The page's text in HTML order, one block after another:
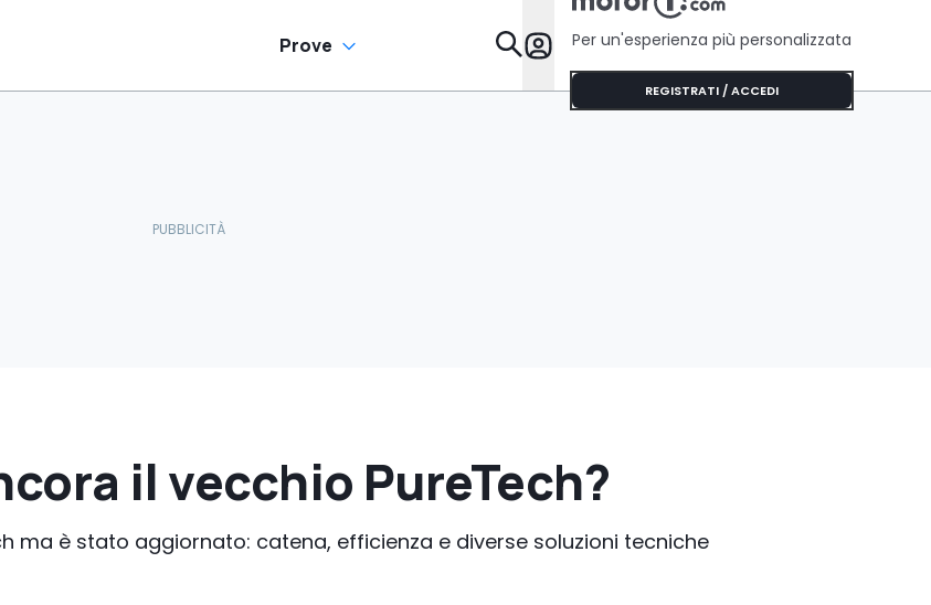
Prove Da Sapere
Per un'esperienza più personalizzata
REGISTRATI / ACCEDI
il vecchio PureTech?
ma è stato aggiornato: catena, efficienza e diverse soluzioni tecniche